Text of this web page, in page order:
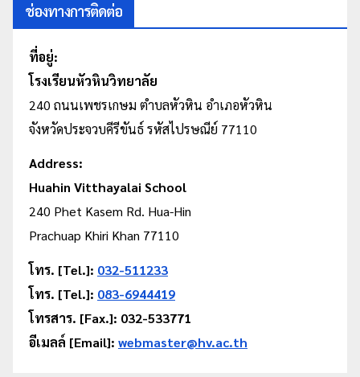
ช่องทางการติดต่อ
ที่อยู่:
โรงเรียนหัวหินวิทยาลัย
240 ถนนเพชรเกษม ตำบลหัวหิน อำเภอหัวหิน
จังหวัดประจวบคีรีขันธ์ รหัสไปรษณีย์ 77110
Address:
Huahin Vitthayalai School
240 Phet Kasem Rd. Hua-Hin
Prachuap Khiri Khan 77110
โทร. [Tel.]: 032-511233
โทร. [Tel.]: 083-6944419
โทรสาร. [Fax.]: 032-533771
อีเมลล์ [Email]: webmaster@hv.ac.th